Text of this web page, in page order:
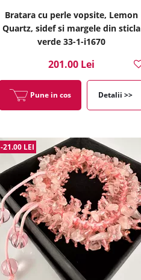
Bratara cu perle vopsite, Lemon
Quartz, sidef si margele din sticla
verde 33-1-i1670
201.00 Lei
Pune in cos Detalii >>
-21.00 LEI